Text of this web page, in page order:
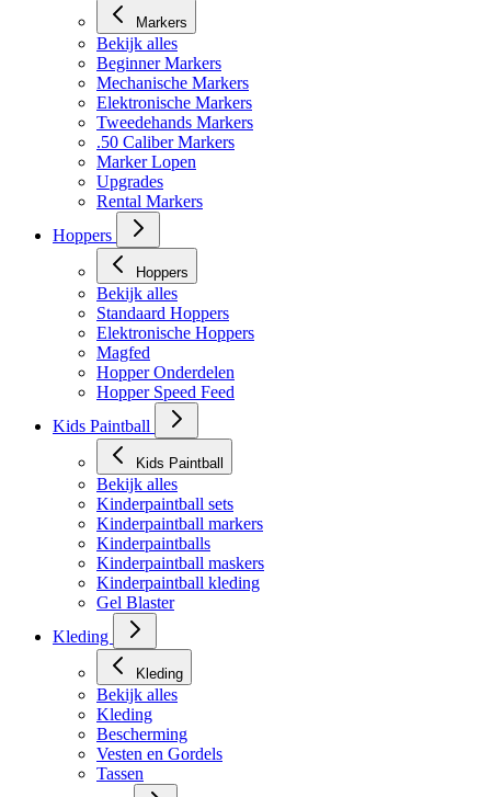
Markers
Bekijk alles
Beginner Markers
Mechanische Markers
Elektronische Markers
Tweedehands Markers
.50 Caliber Markers
Marker Lopen
Upgrades
Rental Markers
Hoppers
Hoppers
Bekijk alles
Standaard Hoppers
Elektronische Hoppers
Magfed
Hopper Onderdelen
Hopper Speed Feed
Kids Paintball
Kids Paintball
Bekijk alles
Kinderpaintball sets
Kinderpaintball markers
Kinderpaintballs
Kinderpaintball maskers
Kinderpaintball kleding
Gel Blaster
Kleding
Kleding
Bekijk alles
Kleding
Bescherming
Vesten en Gordels
Tassen